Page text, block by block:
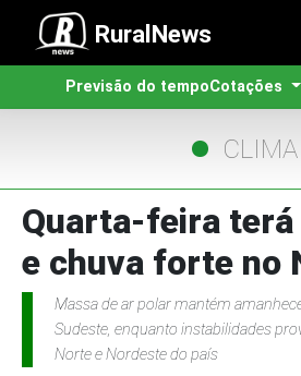
RuralNews
Previsão do tempoCotações
CLIMA
Quarta-feira
e chuva forte no
Massa de ar polar mantém
Sudeste, enquanto instabilidades
Norte e Nordeste do país